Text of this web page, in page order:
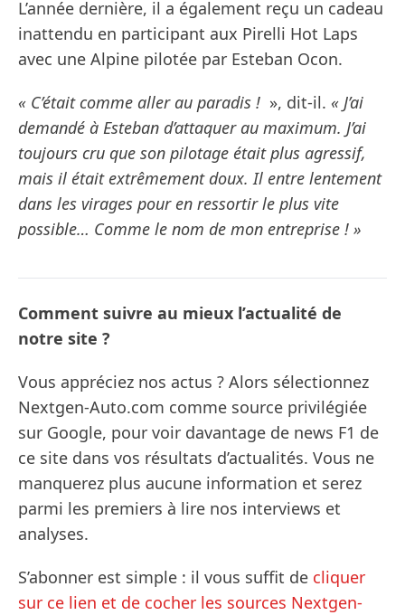
L’année dernière, il a également reçu un cadeau
inattendu en participant aux Pirelli Hot Laps
avec une Alpine pilotée par Esteban Ocon.
« C’était comme aller au paradis ! », dit-il. « J’ai
demandé à Esteban d’attaquer au maximum. J’ai
toujours cru que son pilotage était plus agressif,
mais il était extrêmement doux. Il entre lentement
dans les virages pour en ressortir le plus vite
possible… Comme le nom de mon entreprise ! »
Comment suivre au mieux l’actualité de
notre site ?
Vous appréciez nos actus ? Alors sélectionnez
Nextgen-Auto.com comme source privilégiée
sur Google, pour voir davantage de news F1 de
ce site dans vos résultats d’actualités. Vous ne
manquerez plus aucune information et serez
parmi les premiers à lire nos interviews et
analyses.
S’abonner est simple : il vous suffit de cliquer
sur ce lien et de cocher les sources Nextgen-